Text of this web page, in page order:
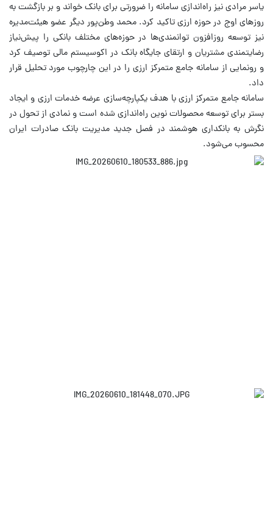
یاسر مرادی نیز راه‌اندازی سامانه را ضرورتی برای بانک خواند و بر بازگشت به
روزهای اوج در حوزه ارزی تاکید کرد. محمد وطن‌پور دیگر عضو هیئت‌مدیره
نیز توسعه روزافزون توانمندی‌ها در حوزه‌های مختلف بانکی را پیش‌نیاز
رضایتمندی مشتریان و ارتقای جایگاه بانک در اکوسیستم مالی توصیف کرد
و رونمایی از سامانه جامع متمرکز ارزی را در این چارچوب مورد تحلیل قرار
داد.
سامانه جامع متمرکز ارزی با هدف یکپارچه‌سازی عرضه خدمات ارزی و ایجاد
بستر برای توسعه محصولات نوین راه‌اندازی شده است و نمادی از تحول در
نگرش به بانکداری هوشمند در فصل جدید مدیریت بانک صادرات ایران
محسوب می‌شود. ​